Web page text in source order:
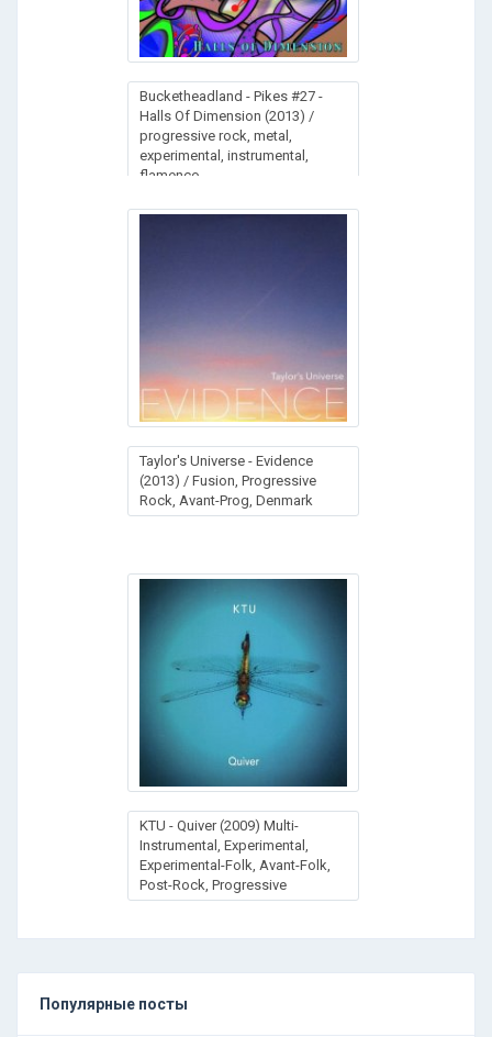
Bucketheadland - Pikes #27 -
Halls Of Dimension (2013) /
progressive rock, metal,
experimental, instrumental,
flamenco
Taylor's Universe - Evidence
(2013) / Fusion, Progressive
Rock, Avant-Prog, Denmark
KTU - Quiver (2009) Multi-
Instrumental, Experimental,
Experimental-Folk, Avant-Folk,
Post-Rock, Progressive
Популярные посты